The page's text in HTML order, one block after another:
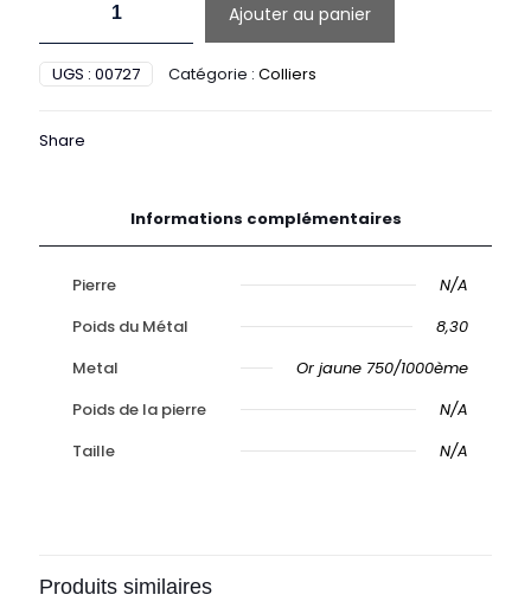
Colliers.
or
Ajouter au panier
UGS : 00727 Catégorie : Colliers
Share
Informations complémentaires
Pierre
N/A
Poids du Métal
8,30
Metal
Or jaune 750/1000ème
Poids de la pierre
N/A
Taille
N/A
Produits similaires